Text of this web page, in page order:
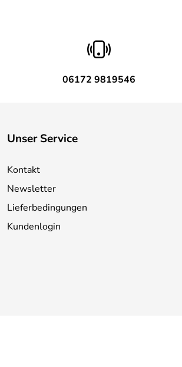
06172 9819546
Unser Service
Kontakt
Newsletter
Lieferbedingungen
Kundenlogin